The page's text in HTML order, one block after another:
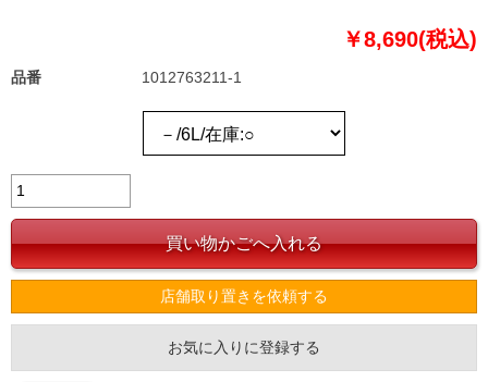
￥8,690(税込)
品番 1012763211-1
店舗取り置きを依頼する
お気に入りに登録する